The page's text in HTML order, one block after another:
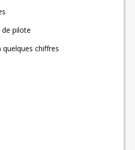
pilote
chiffres